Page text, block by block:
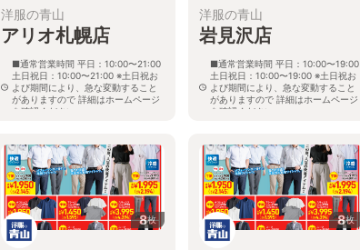
洋服の青山
アリオ札幌店
■通常営業時間 平日：10:00〜21:00
土日祝日：10:00〜21:00 ※土日祝お
よび期間により、急な変動すること
がありますので 詳細はホームページ
を確認ください
洋服の青山
岩見沢店
■通常営業時間 平日：10:00〜19:00
土日祝日：10:00〜19:00 ※土日祝お
よび期間により、急な変動すること
がありますので 詳細はホームページ
を確認ください
8枚 8枚